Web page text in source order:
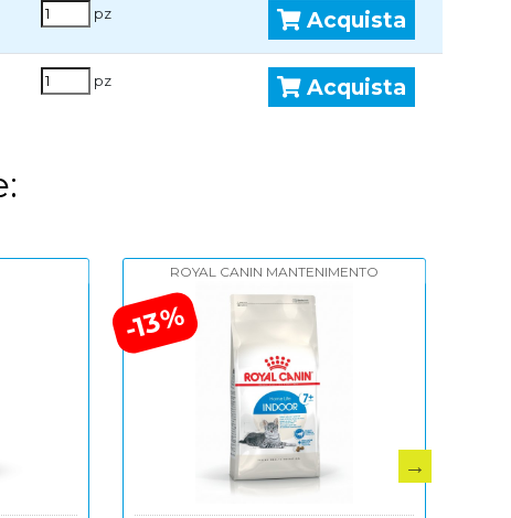
pz Acquista
pz Acquista
-13%
ROYAL CANIN MANTENIMENTO